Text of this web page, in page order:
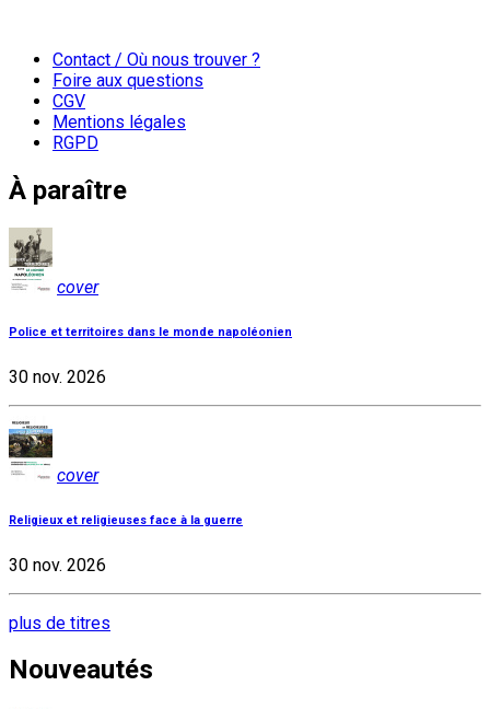
Contact / Où nous trouver ?
Foire aux questions
CGV
Mentions légales
RGPD
À paraître
cover
Police et territoires dans le monde napoléonien
30 nov. 2026
cover
Religieux et religieuses face à la guerre
30 nov. 2026
plus de titres
Nouveautés